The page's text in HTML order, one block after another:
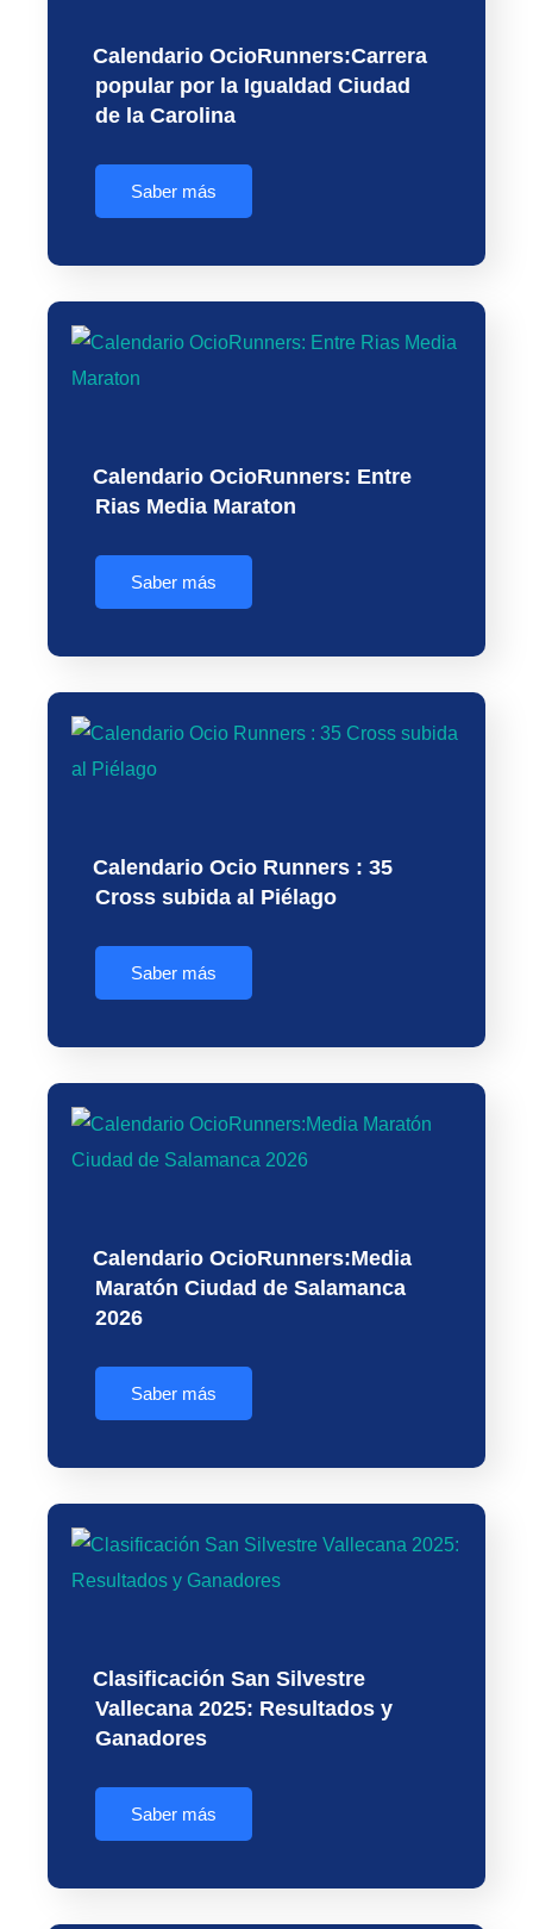
Calendario OcioRunners:Carrera
popular por la Igualdad Ciudad
de la Carolina
Saber más
Calendario OcioRunners: Entre
Rias Media Maraton
Saber más
Calendario Ocio Runners : 35
Cross subida al Piélago
Saber más
Calendario OcioRunners:Media
Maratón Ciudad de Salamanca
2026
Saber más
Clasificación San Silvestre
Vallecana 2025: Resultados y
Ganadores
Saber más